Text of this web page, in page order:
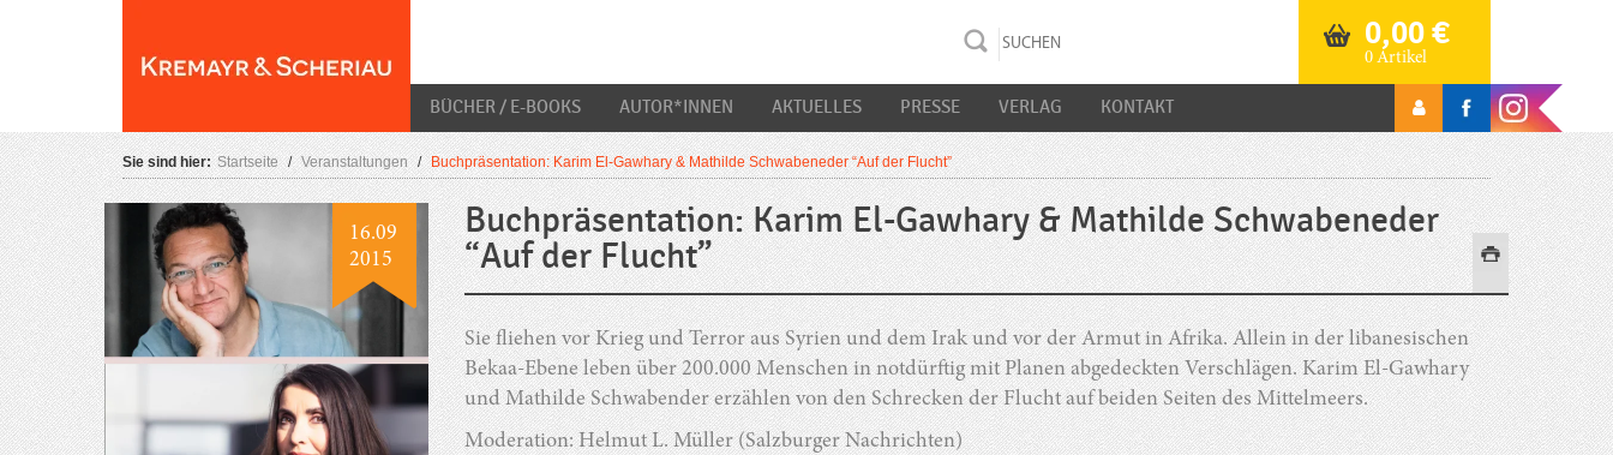
0,00€
0 Artikel
BÜCHER / E-BOOKS AUTOR*INNEN AKTUELLES PRESSE VERLAG KONTAKT
Sie sind hier: Startseite / Veranstaltungen / Buchpräsentation: Karim El-Gawhary & Mathilde Schwabeneder “Auf der Flucht”
16.09
2015
Buchpräsentation: Karim El-Gawhary & Mathilde Schwabeneder
“Auf der Flucht”
Sie fliehen vor Krieg und Terror aus Syrien und dem Irak und vor der Armut in Afrika. Allein in der libanesischen
Bekaa-Ebene leben über 200.000 Menschen in notdürftig mit Planen abgedeckten Verschlägen. Karim El-Gawhary
und Mathilde Schwabender erzählen von den Schrecken der Flucht auf beiden Seiten des Mittelmeers.
Moderation: Helmut L. Müller (Salzburger Nachrichten)